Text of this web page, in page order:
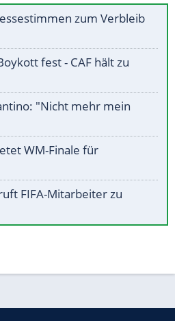
zum Verbleib
fest - CAF hält zu
"Nicht mehr mein
WM-Finale für
FIFA-Mitarbeiter zu